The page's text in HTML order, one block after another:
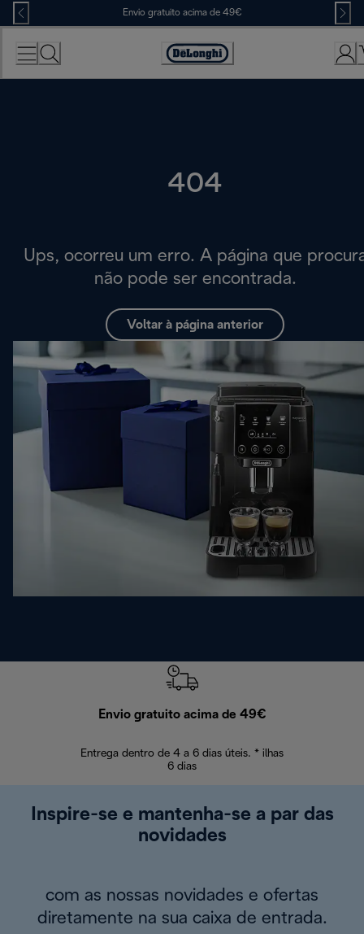
Skip
to
Content
Envio gratuito acima de 49€
Accessibility
Statement
404
Ups, ocorreu um erro. A página que
não pode ser encontrada.
Voltar à página anterior
Envio gratuito acima de 49€
Entrega dentro de 4 a 6 dias úteis. * ilhas
6 dias
Inspire-se e mantenha-se a par das
novidades
com as nossas novidades e ofertas
diretamente na sua caixa de entrada.